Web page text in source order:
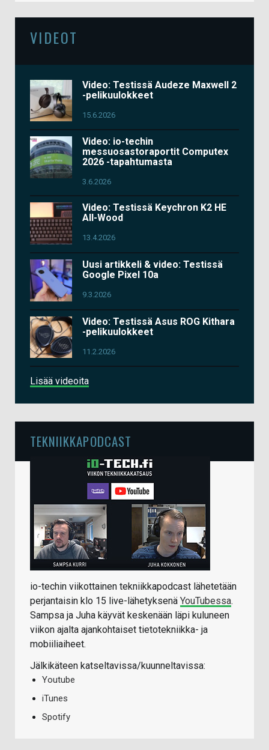
VIDEOT
Video: Testissä Audeze Maxwell 2
-pelikuulokkeet
15.6.2026
Video: io-techin
messuosastoraportit Computex
2026 -tapahtumasta
3.6.2026
Video: Testissä Keychron K2 HE
All-Wood
13.4.2026
Uusi artikkeli & video: Testissä
Google Pixel 10a
9.3.2026
Video: Testissä Asus ROG Kithara
-pelikuulokkeet
11.2.2026
Lisää videoita
TEKNIIKKAPODCAST
io-techin viikottainen tekniikkapodcast lähetetään
perjantaisin klo 15 live-lähetyksenä YouTubessa.
Sampsa ja Juha käyvät keskenään läpi kuluneen
viikon ajalta ajankohtaiset tietotekniikka- ja
mobiiliaiheet.
Jälkikäteen katseltavissa/kuunneltavissa:
Youtube
iTunes
Spotify